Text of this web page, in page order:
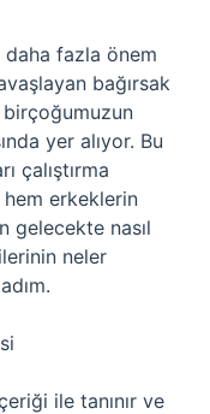
daha fazla önem
bağırsak
yer alıyor. Bu
çalıştırma
erkeklerin
gelecekte nasıl
neler
ile tanınır ve